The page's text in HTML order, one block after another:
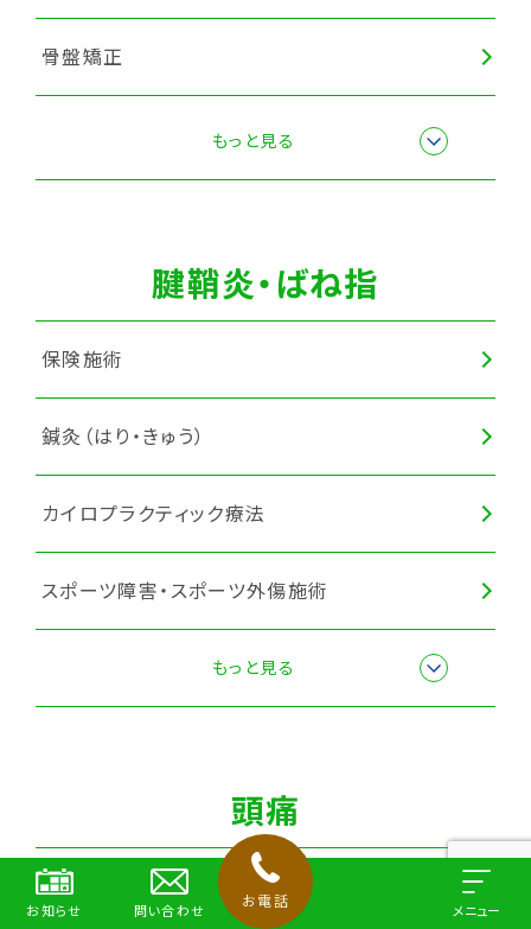
お知らせ 問い合わせ
お電話
メニュー
骨盤矯正
カッピング
もっと見る
腱鞘炎・ばね指
保険施術
鍼灸（はり・きゅう）
カイロプラクティック療法
スポーツ障害・スポーツ外傷施術
もっと見る
頭痛
美容鍼